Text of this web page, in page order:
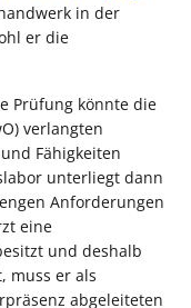
in der
er die
Prüfung könnte die
verlangten
Fähigkeiten
unterliegt dann
Anforderungen
eine
und deshalb
muss er als
abgeleiteten